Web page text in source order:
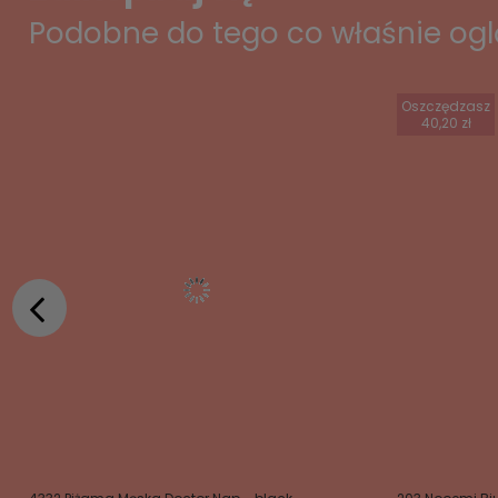
Podobne do tego co właśnie
Oszczędzasz
40,20 zł